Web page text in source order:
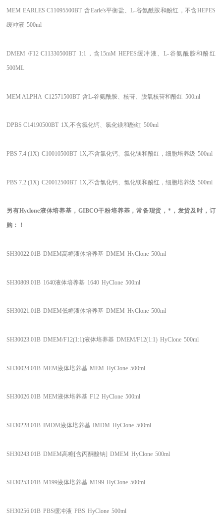
MEM EARLESC11095500BT 含Earle's平衡盐、L-谷氨酰胺和酚红，不含HEPES
缓冲液 500ml
DMEM /F12C11330500BT 1:1，含15mM HEPES缓冲液、L-谷氨酰胺和酚红
500ML
MEM ALPHA C12571500BT 含L-谷氨酰胺、核苷、脱氧核苷和酚红 500ml
DPBSC14190500BT 1X,不含氯化钙、氯化镁和酚红 500ml
PBS 7.4 (1X) C10010500BT 1X,不含氯化钙、氯化镁和酚红，细胞培养级 500ml
PBS 7.2 (1X) C20012500BT 1X,不含氯化钙、氯化镁和酚红，细胞培养级 500ml
另有Hyclone液体培养基，GIBCO干粉培养基，常备现货，*，发货及时，订
购：！
SH30022.01B DMEM高糖液体培养基 DMEM HyClone 500ml
SH30809.01B 1640液体培养基 1640 HyClone 500ml
SH30021.01B DMEM低糖液体培养基 DMEM HyClone 500ml
SH30023.01B DMEM/F12(1:1)液体培养基 DMEM/F12(1:1) HyClone 500ml
SH30024.01B MEM液体培养基 MEM HyClone 500ml
SH30026.01B MEM液体培养基 F12 HyClone 500ml
SH30228.01B IMDM液体培养基 IMDM HyClone 500ml
SH30243.01B DMEM高糖[含丙酮酸钠] DMEM HyClone 500ml
SH30253.01B M199液体培养基 M199 HyClone 500ml
SH30256.01B PBS缓冲液 PBS HyClone 500ml